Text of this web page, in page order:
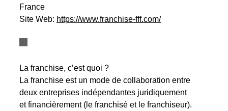
France
Site Web: https://www.franchise-fff.com/
La franchise, c’est quoi ?
La franchise est un mode de collaboration entre
deux entreprises indépendantes juridiquement
et financièrement (le franchisé et le franchiseur).